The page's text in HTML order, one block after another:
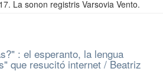
La sonon registris Varsovia Vento.
: el esperanto, la lengua
que resucitó internet / Beatriz